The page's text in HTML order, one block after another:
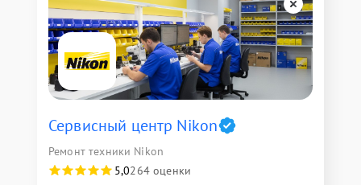
Сервисный центр Nikon
Ремонт техники Nikon
5,0264 оценки